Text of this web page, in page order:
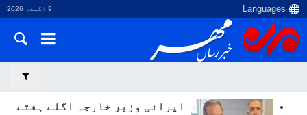
9 اگست، 2026
ایرانی وزیر خارجہ اگلے ہفتے